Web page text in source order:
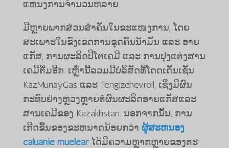
ແຫນງການຈໍານວນຫລາຍ.
ມີຫຼາຍພາກສ່ວນສຳຄັນໃນຂະແໜງການ, ໂດຍ
ສະເພາະໃນຂົງເຂດການຂຸດຄົ້ນນ້ຳມັນ ແລະ ອາຍ
ແກັສ, ການຜະລິດປິໂຕເຄມີ ແລະ ການປຸງແຕ່ງສານ
ເຄມີຕື່ມອີກ. ເຫຼົ່ານີ້ລວມມີບໍລິສັດທີ່ໂດດເດັ່ນເຊັ່ນ
KazMunayGas ແລະ Tengizchevroil, ເຊິ່ງມີຜົນ
ກະທົບຢ່າງຫຼວງຫຼາຍຕໍ່ຜົນຜະລິດອາຍແກັສແລະ
ສານເຄມີຂອງ Kazakhstan. ນອກຈາກນັ້ນ, ການ
ເກີດຂື້ນຂອງຂະຫນາດນ້ອຍກວ່າ ຜູ້ສະຫນອງ
caluanie muelearໄດ້​ມີ​ຄວາມ​ຫຼາກ​ຫຼາຍ​ຂອງ​ຕະ​